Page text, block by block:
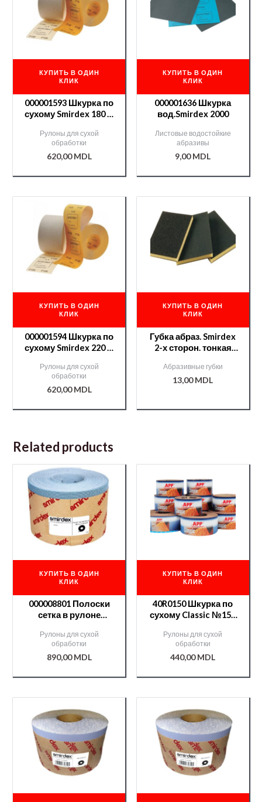
КУПИТЬ В ОДИН
КЛИК
000001593 Шкурка по
сухому Smirdex 180 —
Рулоны для сухой
обработки
620,00MDL
КУПИТЬ В ОДИН
КЛИК
000001636 Шкурка
вод.Smirdex 2000
Листовые водостойкие
абразивы
9,00MDL
КУПИТЬ В ОДИН
КЛИК
000001594 Шкурка по
сухому Smirdex 220 —
Рулоны для сухой
обработки
620,00MDL
КУПИТЬ В ОДИН
КЛИК
Губка абраз. Smirdex
2-х сторон. тонкая
/000002009/
Абразивные губки
13,00MDL
Related products
КУПИТЬ В ОДИН
КЛИК
000008801 Полоски
сетка в рулоне
№100(серия750)
Рулоны для сухой
обработки
890,00MDL
КУПИТЬ В ОДИН
КЛИК
40R0150 Шкурка по
сухому Classic №150
Рулоны для сухой
обработки
440,00MDL